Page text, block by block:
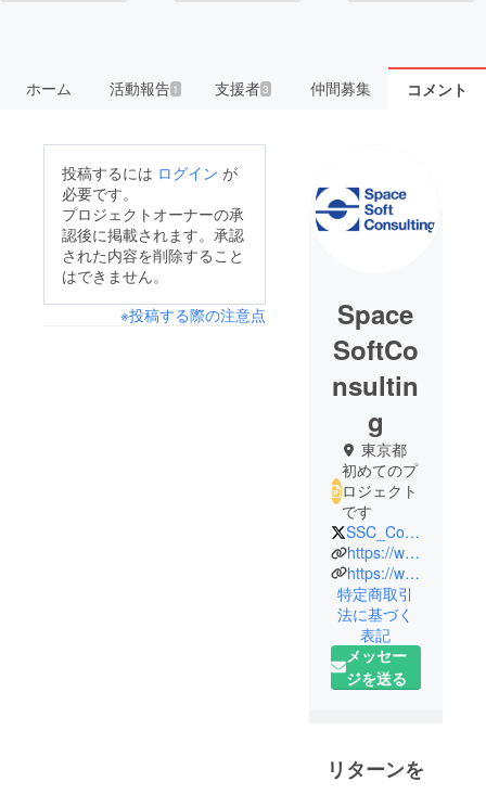
ホーム 活動報告1 支援者3 仲間募集 コメント
投稿するには ログイン が
必要です。
プロジェクトオーナーの承
認後に掲載されます。承認
された内容を削除すること
はできません。
※投稿する際の注意点
Space
SoftCo
nsultin
g
東京都
初めてのプ
ロジェクト
です
SSC_Co_2017
https://www.lu-mo.store/
https://www.space-soft-consulting.com/
特定商取引
法に基づく
表記
メッセー
ジを送る
リターンを